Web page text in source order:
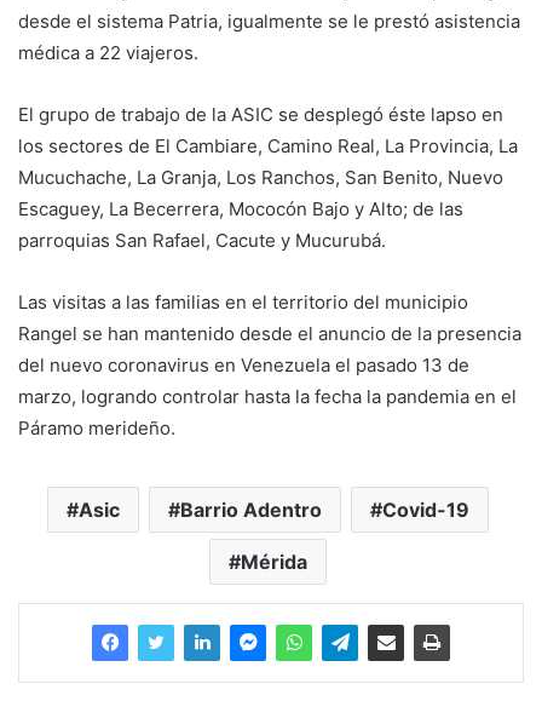
desde el sistema Patria, igualmente se le prestó asistencia
médica a 22 viajeros.
El grupo de trabajo de la ASIC se desplegó éste lapso en
los sectores de El Cambiare, Camino Real, La Provincia, La
Mucuchache, La Granja, Los Ranchos, San Benito, Nuevo
Escaguey, La Becerrera, Mococón Bajo y Alto; de las
parroquias San Rafael, Cacute y Mucurubá.
Las visitas a las familias en el territorio del municipio
Rangel se han mantenido desde el anuncio de la presencia
del nuevo coronavirus en Venezuela el pasado 13 de
marzo, logrando controlar hasta la fecha la pandemia en el
Páramo merideño.
Asic Barrio Adentro Covid-19
Mérida